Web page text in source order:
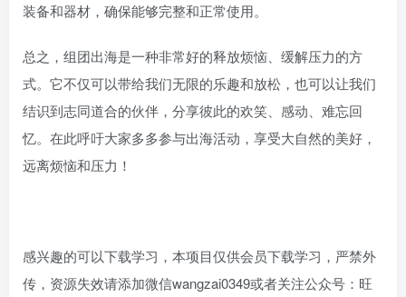
装备和器材，确保能够完整和正常使用。
总之，组团出海是一种非常好的释放烦恼、缓解压力的方
式。它不仅可以带给我们无限的乐趣和放松，也可以让我们
结识到志同道合的伙伴，分享彼此的欢笑、感动、难忘回
忆。在此呼吁大家多多参与出海活动，享受大自然的美好，
远离烦恼和压力！
感兴趣的可以下载学习，本项目仅供会员下载学习，严禁外
传，资源失效请添加微信wangzai0349或者关注公众号：旺